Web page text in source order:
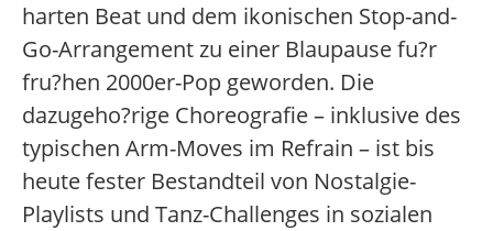
harten Beat und dem ikonischen Stop-and-
Go-Arrangement zu einer Blaupause fu?r
fru?hen 2000er-Pop geworden. Die
dazugeho?rige Choreografie – inklusive des
typischen Arm-Moves im Refrain – ist bis
heute fester Bestandteil von Nostalgie-
Playlists und Tanz-Challenges in sozialen